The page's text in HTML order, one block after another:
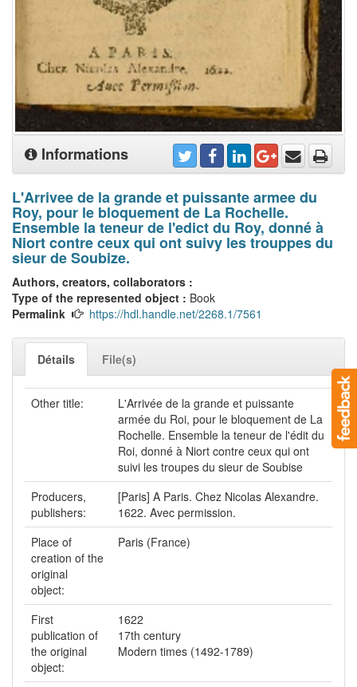
Informations
L'Arrivee de la grande et puissante armee du
Roy, pour le bloquement de La Rochelle.
Ensemble la teneur de l'edict du Roy, donné à
Niort contre ceux qui ont suivy les trouppes du
sieur de Soubize.
Authors, creators, collaborators :
Type of the represented object : Book
Permalink
https://hdl.handle.net/2268.1/7561
Détails File(s)
Other title:
L'Arrivée de la grande et puissante
armée du Roi, pour le bloquement de La
Rochelle. Ensemble la teneur de l'édit du
Roi, donné à Niort contre ceux qui ont
suivi les troupes du sieur de Soubise
Producers,
publishers:
[Paris] A Paris. Chez Nicolas Alexandre.
1622. Avec permission.
Place of
creation of the
original
object:
Paris (France)
First
publication of
the original
object:
1622
17th century
Modern times (1492-1789)